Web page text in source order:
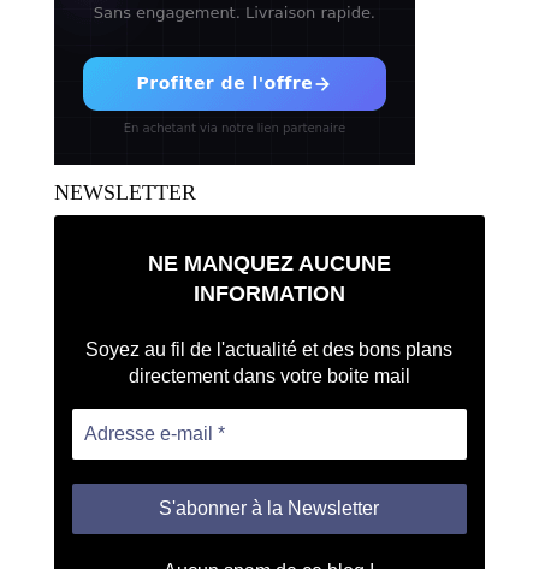
NEWSLETTER
NE MANQUEZ AUCUNE
INFORMATION
Soyez au fil de l'actualité et des bons plans
directement dans votre boite mail